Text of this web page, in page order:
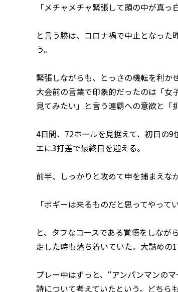
「メチャメチャ緊張して頭の中が真っ
と言う勝は、コロナ禍で中止となっ
う。
緊張しながらも、とっさの機転を利か
大会前の言葉で印象的だったのは「女
見てみたい」と言う連覇への意欲と「
4日間、72ホールを見据えて、初日の
エに3打差で最終日を迎える。
前半、しっかりと攻めて申を捕まえな
「ボギーは来るものだと思ってやって
と、タフなコースである覚悟をしな
走した時も落ち着いていた。大詰めの
プレー中はずっと、“アンパンマンの
詩について考えていたという。どちら